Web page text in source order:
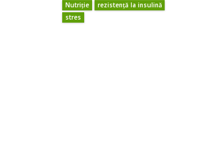
Nutriție
rezistență la insulină
stres